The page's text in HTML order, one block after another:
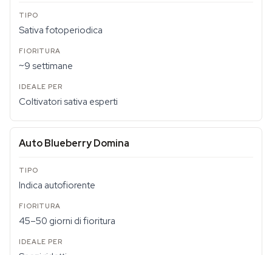
Sativa fotoperiodica
~9 settimane
Coltivatori sativa esperti
Auto Blueberry Domina
Indica autofiorente
45–50 giorni di fioritura